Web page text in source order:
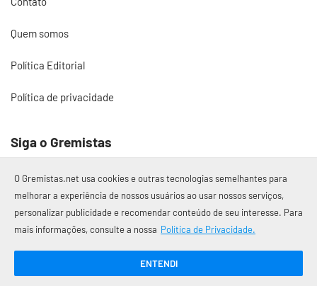
Quem somos
Política Editorial
Política de privacidade
Siga o Gremistas
© 2017 – 2026 Gremistas.net
Gremistas.net — Porto Alegre/RS
O Gremistas.net usa cookies e outras tecnologias semelhantes para
melhorar a experiência de nossos usuários ao usar nossos serviços,
personalizar publicidade e recomendar conteúdo de seu interesse. Para
mais informações, consulte a nossa Política de Privacidade.
ENTENDI